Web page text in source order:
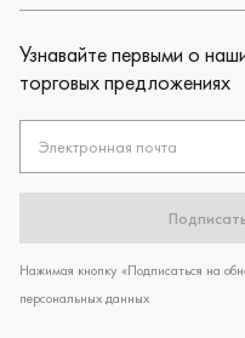
Узнавайте первыми о
торговых предложениях
Электронная почта
Нажимая кнопку «Подписаться на
персональных данных